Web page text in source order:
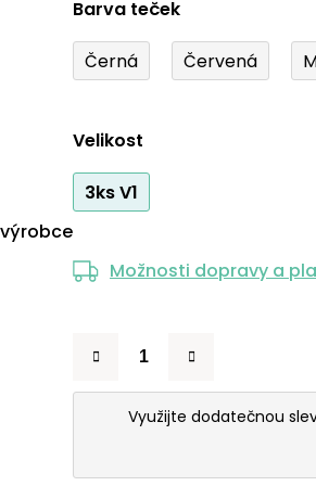
Barva teček
Černá Červená
Velikost
3ks V1
Možnosti dopravy a
Využijte dodatečnou